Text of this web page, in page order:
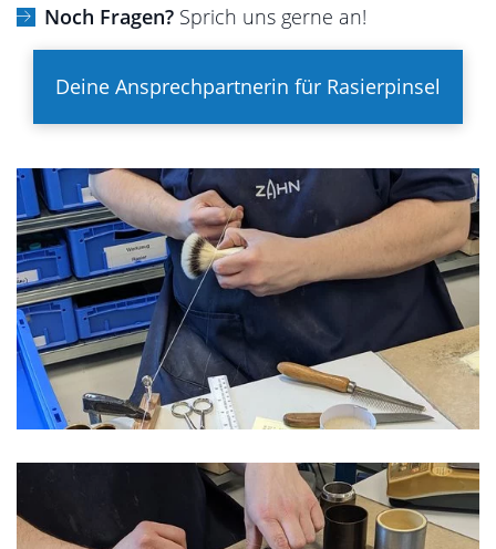
Noch Fragen? Sprich uns gerne an!
Deine Ansprechpartnerin für Rasierpinsel